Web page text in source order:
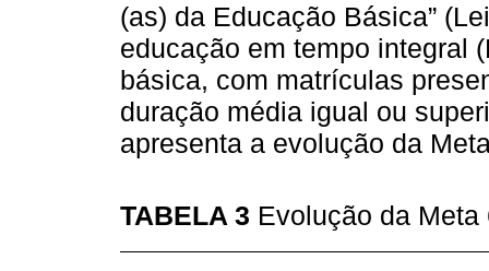
(as) da Educação Básica”
educação em tempo integral
básica, com matrículas
duração média igual ou
apresenta a evolução da
TABELA 3 Evolução da